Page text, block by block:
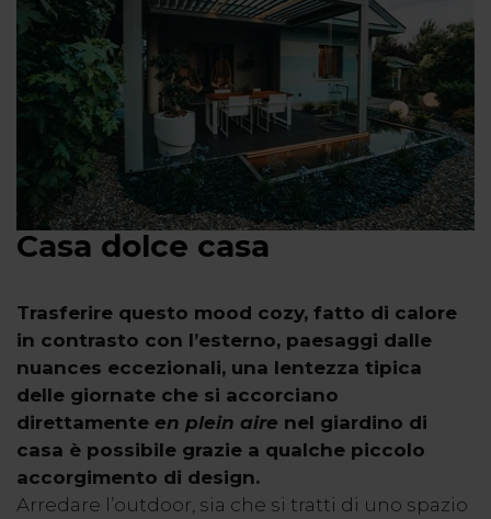
Casa dolce casa
Trasferire questo mood cozy, fatto di calore
in contrasto con l’esterno, paesaggi dalle
nuances eccezionali, una lentezza tipica
delle giornate che si accorciano
direttamente en plein aire nel giardino di
casa è possibile grazie a qualche piccolo
accorgimento di design.
Arredare l’outdoor, sia che si tratti di uno spazio